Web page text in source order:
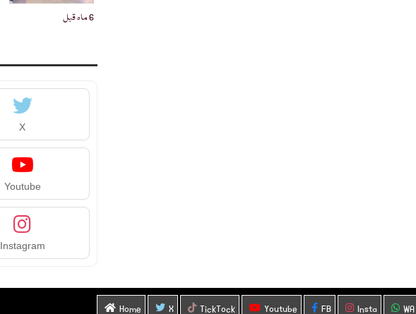
6 ماہ قبل
X
Youtube
Instagram
Home X TickTock Youtube FB Insta WA